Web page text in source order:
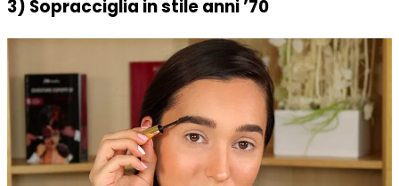
3) Sopracciglia in stile anni ’70